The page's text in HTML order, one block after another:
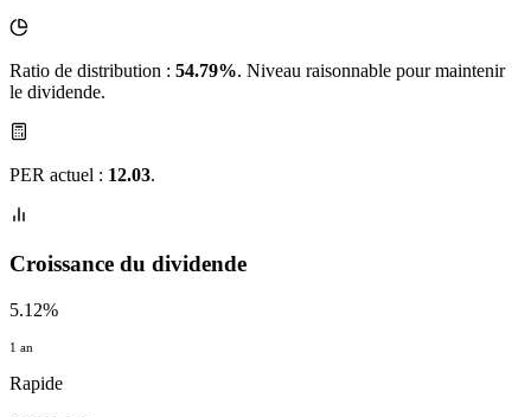
Ratio de distribution : 54.79%. Niveau raisonnable pour maintenir
le dividende.
PER actuel : 12.03.
Croissance du dividende
5.12%
1 an
Rapide